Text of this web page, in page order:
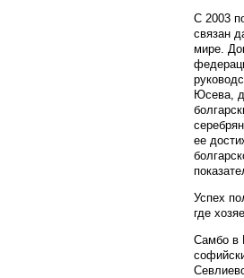
С 2003
связан
мире.
Юсева,
ее
Успех
где
Самбо в